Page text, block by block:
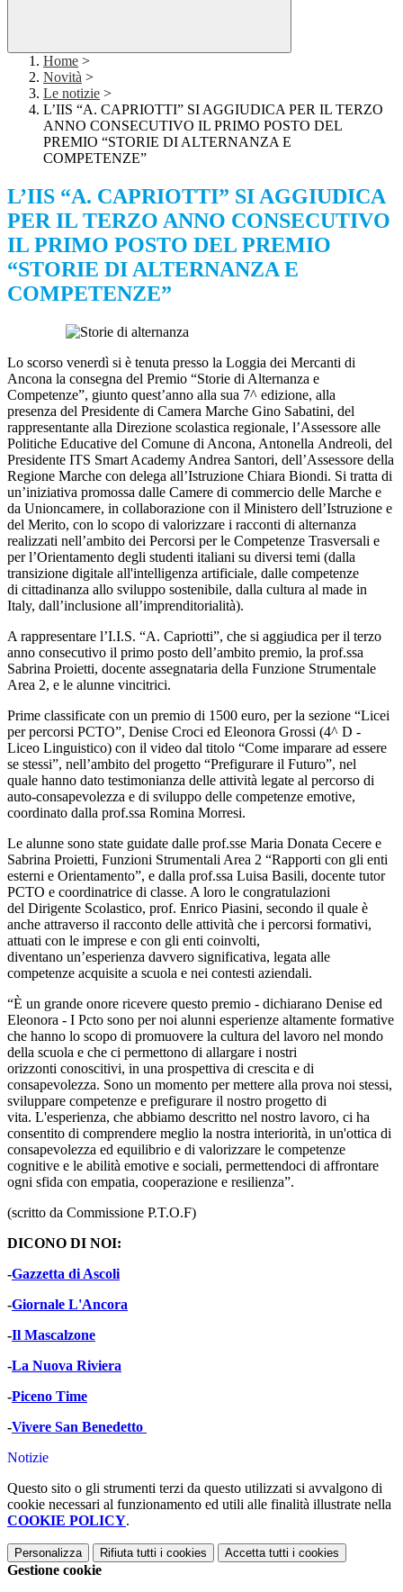
Home >
Novità >
Le notizie >
L’IIS “A. CAPRIOTTI” SI AGGIUDICA PER IL TERZO
ANNO CONSECUTIVO IL PRIMO POSTO DEL
PREMIO “STORIE DI ALTERNANZA E
COMPETENZE”
L’IIS “A. CAPRIOTTI” SI AGGIUDICA
PER IL TERZO ANNO CONSECUTIVO
IL PRIMO POSTO DEL PREMIO
“STORIE DI ALTERNANZA E
COMPETENZE”
Lo scorso venerdì si è tenuta presso la Loggia dei Mercanti di
Ancona la consegna del Premio “Storie di Alternanza e
Competenze”, giunto quest’anno alla sua 7^ edizione, alla
presenza del Presidente di Camera Marche Gino Sabatini, del
rappresentante alla Direzione scolastica regionale, l’Assessore alle
Politiche Educative del Comune di Ancona, Antonella Andreoli, del
Presidente ITS Smart Academy Andrea Santori, dell’Assessore della
Regione Marche con delega all’Istruzione Chiara Biondi. Si tratta di
un’iniziativa promossa dalle Camere di commercio delle Marche e
da Unioncamere, in collaborazione con il Ministero dell’Istruzione e
del Merito, con lo scopo di valorizzare i racconti di alternanza
realizzati nell’ambito dei Percorsi per le Competenze Trasversali e
per l’Orientamento degli studenti italiani su diversi temi (dalla
transizione digitale all'intelligenza artificiale, dalle competenze
di cittadinanza allo sviluppo sostenibile, dalla cultura al made in
Italy, dall’inclusione all’imprenditorialità).
A rappresentare l’I.I.S. “A. Capriotti”, che si aggiudica per il terzo
anno consecutivo il primo posto dell’ambito premio, la prof.ssa
Sabrina Proietti, docente assegnataria della Funzione Strumentale
Area 2, e le alunne vincitrici.
Prime classificate con un premio di 1500 euro, per la sezione “Licei
per percorsi PCTO”, Denise Croci ed Eleonora Grossi (4^ D -
Liceo Linguistico) con il video dal titolo “Come imparare ad essere
se stessi”, nell’ambito del progetto “Prefigurare il Futuro”, nel
quale hanno dato testimonianza delle attività legate al percorso di
auto-consapevolezza e di sviluppo delle competenze emotive,
coordinato dalla prof.ssa Romina Morresi.
Le alunne sono state guidate dalle prof.sse Maria Donata Cecere e
Sabrina Proietti, Funzioni Strumentali Area 2 “Rapporti con gli enti
esterni e Orientamento”, e dalla prof.ssa Luisa Basili, docente tutor
PCTO e coordinatrice di classe. A loro le congratulazioni
del Dirigente Scolastico, prof. Enrico Piasini, secondo il quale è
anche attraverso il racconto delle attività che i percorsi formativi,
attuati con le imprese e con gli enti coinvolti,
diventano un’esperienza davvero significativa, legata alle
competenze acquisite a scuola e nei contesti aziendali.
“È un grande onore ricevere questo premio - dichiarano Denise ed
Eleonora - I Pcto sono per noi alunni esperienze altamente formative
che hanno lo scopo di promuovere la cultura del lavoro nel mondo
della scuola e che ci permettono di allargare i nostri
orizzonti conoscitivi, in una prospettiva di crescita e di
consapevolezza. Sono un momento per mettere alla prova noi stessi,
sviluppare competenze e prefigurare il nostro progetto di
vita. L'esperienza, che abbiamo descritto nel nostro lavoro, ci ha
consentito di comprendere meglio la nostra interiorità, in un'ottica di
consapevolezza ed equilibrio e di valorizzare le competenze
cognitive e le abilità emotive e sociali, permettendoci di affrontare
ogni sfida con empatia, cooperazione e resilienza”.
(scritto da Commissione P.T.O.F)
DICONO DI NOI:
-Gazzetta di Ascoli
-Giornale L'Ancora
-Il Mascalzone
-La Nuova Riviera
-Piceno Time
-Vivere San Benedetto
Notizie
Questo sito o gli strumenti terzi da questo utilizzati si avvalgono di
cookie necessari al funzionamento ed utili alle finalità illustrate nella
COOKIE POLICY.
Personalizza Rifiuta tutti i cookies Accetta tutti i cookies
Gestione cookie